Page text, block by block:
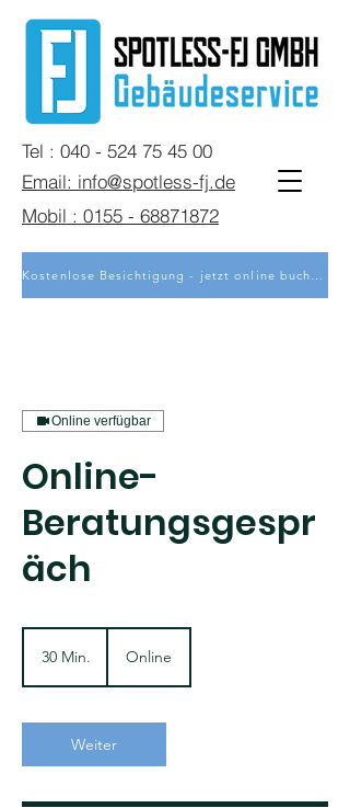
Mobil : 0155 - 68871872
Tel : 040 - 524 75 45 00
Email: info@spotless-fj.de
Kostenlose Besichtigung - jetzt online buchen
Online verfügbar
Online-
Beratungsgespr
äch
30 Min.
i
n
Online
Weiter